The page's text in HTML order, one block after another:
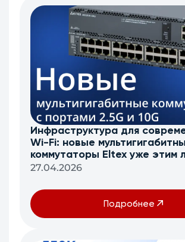
Инфраструктура для
Wi-Fi: новые
коммутаторы Eltex уже этим
27.04.2026
Подробнее